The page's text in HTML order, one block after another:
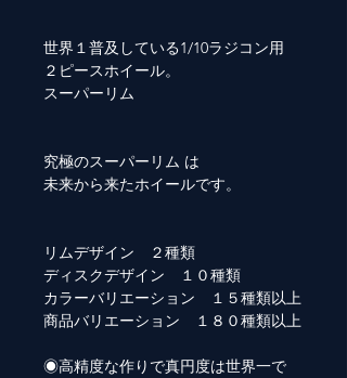
世界１普及している1/10ラジコン用
２ピースホイール。
スーパーリム
究極のスーパーリム は
未来から来たホイールです。
リムデザイン ２種類
ディスクデザイン １０種類
カラーバリエーション １５種類以上
商品バリエーション １８０種類以上
◉高精度な作りで真円度は世界一で